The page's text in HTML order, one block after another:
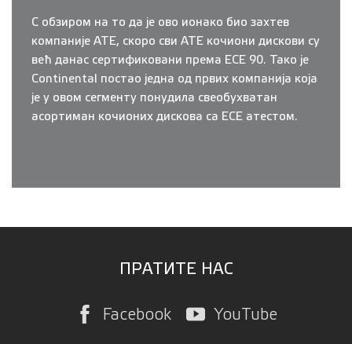
С обзиром на то да је ово ионако био захтев
компаније АТЕ, скоро сви АТЕ кочиони дискови су
већ данас сертификовани према ЕСЕ 90. Тако је
Continental постао једна од првих компанија која
је у овом сегменту понудила свеобухватан
асортиман кочионих дискова са ЕСЕ атестом.
ПРАТИТЕ НАС
Facebook YouTube